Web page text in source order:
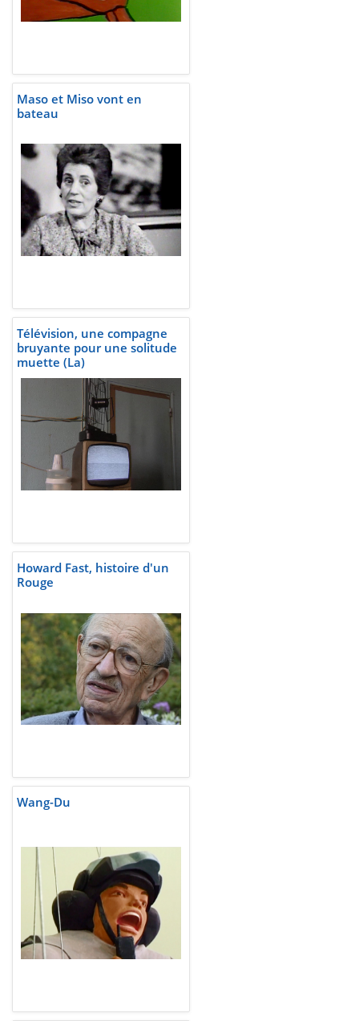
Maso et Miso vont en
bateau
Télévision, une compagne
bruyante pour une solitude
muette (La)
Howard Fast, histoire d'un
Rouge
Wang-Du